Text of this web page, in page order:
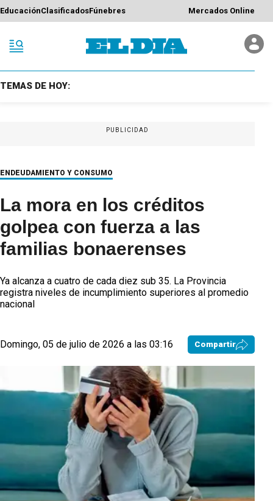
EducaciónClasificadosFúnebres Mercados Online
TEMAS DE HOY:
PUBLICIDAD
ENDEUDAMIENTO Y CONSUMO
La mora en los créditos
golpea con fuerza a las
familias bonaerenses
Ya alcanza a cuatro de cada diez sub 35. La Provincia
registra niveles de incumplimiento superiores al promedio
nacional
Domingo, 05 de julio de 2026 a las 03:16 Compartir